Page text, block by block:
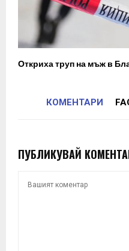
Откриха труп на мъж в
КОМЕНТАРИ
ПУБЛИКУВАЙ